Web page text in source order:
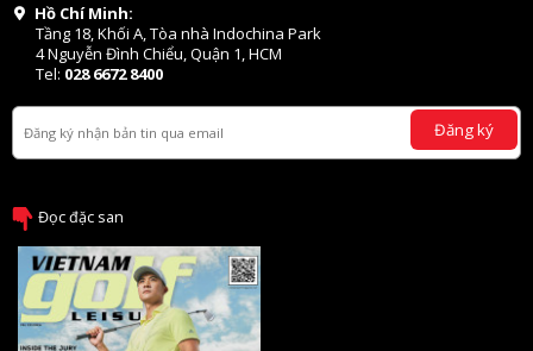
Hồ Chí Minh:
Tầng 18, Khối A, Tòa nhà Indochina Park
4 Nguyễn Đình Chiểu, Quận 1, HCM
Tel: 028 6672 8400
Đăng ký
Đọc đặc san